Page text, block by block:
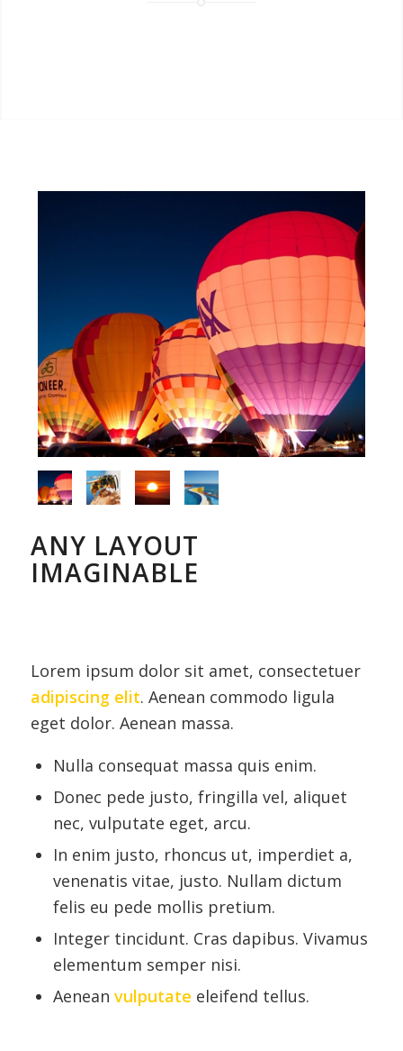
ANY LAYOUT
IMAGINABLE
Lorem ipsum dolor sit amet, consectetuer
adipiscing elit. Aenean commodo ligula
eget dolor. Aenean massa.
Nulla consequat massa quis enim.
Donec pede justo, fringilla vel, aliquet
nec, vulputate eget, arcu.
In enim justo, rhoncus ut, imperdiet a,
venenatis vitae, justo. Nullam dictum
felis eu pede mollis pretium.
Integer tincidunt. Cras dapibus. Vivamus
elementum semper nisi.
Aenean vulputate eleifend tellus.